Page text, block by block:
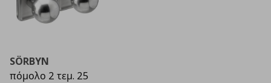
SÖRBYN
πόμολο 2 τεμ. 25